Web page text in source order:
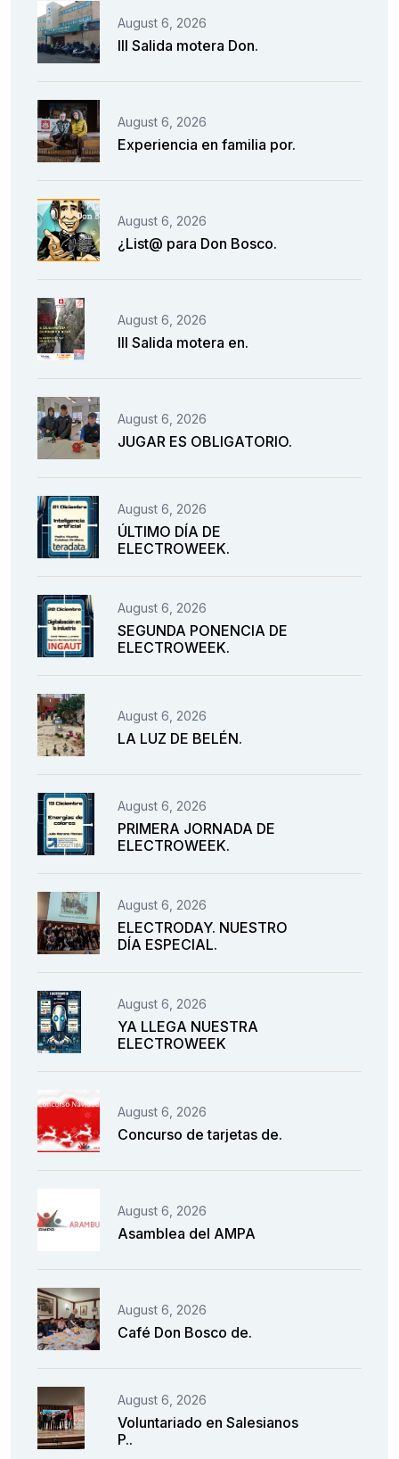
August 6, 2026
III Salida motera Don.
August 6, 2026
Experiencia en familia por.
August 6, 2026
¿List@ para Don Bosco.
August 6, 2026
III Salida motera en.
August 6, 2026
JUGAR ES OBLIGATORIO.
August 6, 2026
ÚLTIMO DÍA DE
ELECTROWEEK.
August 6, 2026
SEGUNDA PONENCIA DE
ELECTROWEEK.
August 6, 2026
LA LUZ DE BELÉN.
August 6, 2026
PRIMERA JORNADA DE
ELECTROWEEK.
August 6, 2026
ELECTRODAY. NUESTRO
DÍA ESPECIAL.
August 6, 2026
YA LLEGA NUESTRA
ELECTROWEEK
August 6, 2026
Concurso de tarjetas de.
August 6, 2026
Asamblea del AMPA
August 6, 2026
Café Don Bosco de.
August 6, 2026
Voluntariado en Salesianos
P..